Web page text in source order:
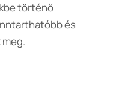
történő
és